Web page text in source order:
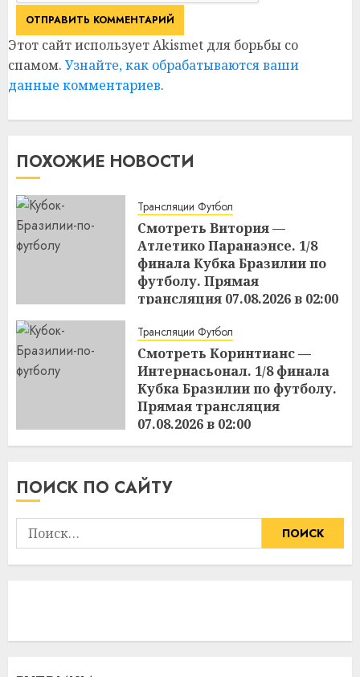
Этот сайт использует Akismet для борьбы со
спамом. Узнайте, как обрабатываются ваши
данные комментариев.
ПОХОЖИЕ НОВОСТИ
Трансляции Футбол
Смотреть Витория —
Атлетико Паранаэнсе. 1/8
финала Кубка Бразилии по
футболу. Прямая
трансляция 07.08.2026 в 02:00
Трансляции Футбол
Смотреть Коринтианс —
Интернасьонал. 1/8 финала
Кубка Бразилии по футболу.
Прямая трансляция
07.08.2026 в 02:00
15:48 06.08.2026
ПОИСК ПО САЙТУ
Найти: